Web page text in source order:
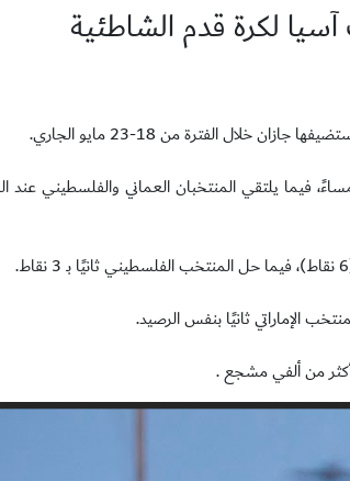
لكرة قدم الشاطئية
الفترة من 18-23 مايو الجاري.
من ألفي مشجع .